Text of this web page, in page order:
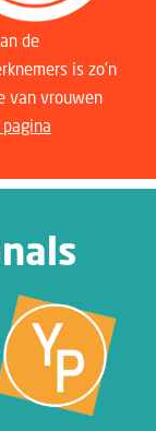
de
is zo’n
van vrouwen